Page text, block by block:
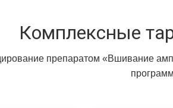
Комплексные
препаратом «Вшивание